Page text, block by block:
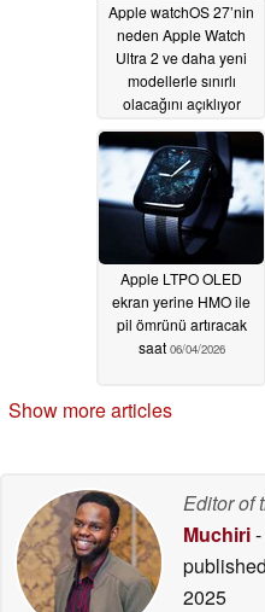
Apple watchOS 27’nin
neden Apple Watch
Ultra 2 ve daha yeni
modellerle sınırlı
olacağını açıklıyor
06/20/2026
Apple LTPO OLED
ekran yerine HMO ile
pil ömrünü artıracak
saat 06/04/2026
Show more articles
Editor of
Muchiri
2025